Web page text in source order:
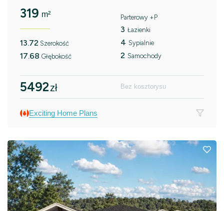
319 m²
13.72 Szerokość
17.68 Głębokość
Parterowy +P
3 Łazienki
4 Sypialnie
2 Samochody
5492zł Bez kosztorysu
Exciting Home Plans